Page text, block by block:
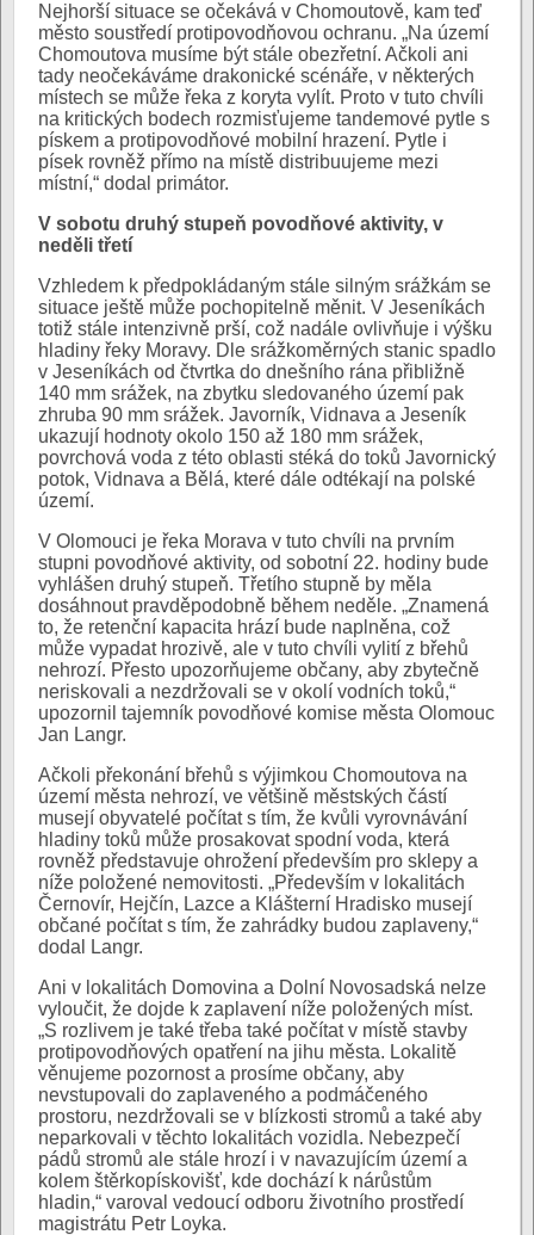
Nejhorší situace se očekává v Chomoutově, kam teď
město soustředí protipovodňovou ochranu. „Na území
Chomoutova musíme být stále obezřetní. Ačkoli ani
tady neočekáváme drakonické scénáře, v některých
místech se může řeka z koryta vylít. Proto v tuto chvíli
na kritických bodech rozmisťujeme tandemové pytle s
pískem a protipovodňové mobilní hrazení. Pytle i
písek rovněž přímo na místě distribuujeme mezi
místní,“ dodal primátor.
V sobotu druhý stupeň povodňové aktivity, v
neděli třetí
Vzhledem k předpokládaným stále silným srážkám se
situace ještě může pochopitelně měnit. V Jeseníkách
totiž stále intenzivně prší, což nadále ovlivňuje i výšku
hladiny řeky Moravy. Dle srážkoměrných stanic spadlo
v Jeseníkách od čtvrtka do dnešního rána přibližně
140 mm srážek, na zbytku sledovaného území pak
zhruba 90 mm srážek. Javorník, Vidnava a Jeseník
ukazují hodnoty okolo 150 až 180 mm srážek,
povrchová voda z této oblasti stéká do toků Javornický
potok, Vidnava a Bělá, které dále odtékají na polské
území.
V Olomouci je řeka Morava v tuto chvíli na prvním
stupni povodňové aktivity, od sobotní 22. hodiny bude
vyhlášen druhý stupeň. Třetího stupně by měla
dosáhnout pravděpodobně během neděle. „Znamená
to, že retenční kapacita hrází bude naplněna, což
může vypadat hrozivě, ale v tuto chvíli vylití z břehů
nehrozí. Přesto upozorňujeme občany, aby zbytečně
neriskovali a nezdržovali se v okolí vodních toků,“
upozornil tajemník povodňové komise města Olomouc
Jan Langr.
Ačkoli překonání břehů s výjimkou Chomoutova na
území města nehrozí, ve většině městských částí
musejí obyvatelé počítat s tím, že kvůli vyrovnávání
hladiny toků může prosakovat spodní voda, která
rovněž představuje ohrožení především pro sklepy a
níže položené nemovitosti. „Především v lokalitách
Černovír, Hejčín, Lazce a Klášterní Hradisko musejí
občané počítat s tím, že zahrádky budou zaplaveny,“
dodal Langr.
Ani v lokalitách Domovina a Dolní Novosadská nelze
vyloučit, že dojde k zaplavení níže položených míst.
„S rozlivem je také třeba také počítat v místě stavby
protipovodňových opatření na jihu města. Lokalitě
věnujeme pozornost a prosíme občany, aby
nevstupovali do zaplaveného a podmáčeného
prostoru, nezdržovali se v blízkosti stromů a také aby
neparkovali v těchto lokalitách vozidla. Nebezpečí
pádů stromů ale stále hrozí i v navazujícím území a
kolem štěrkopískovišť, kde dochází k nárůstům
hladin,“ varoval vedoucí odboru životního prostředí
magistrátu Petr Loyka.